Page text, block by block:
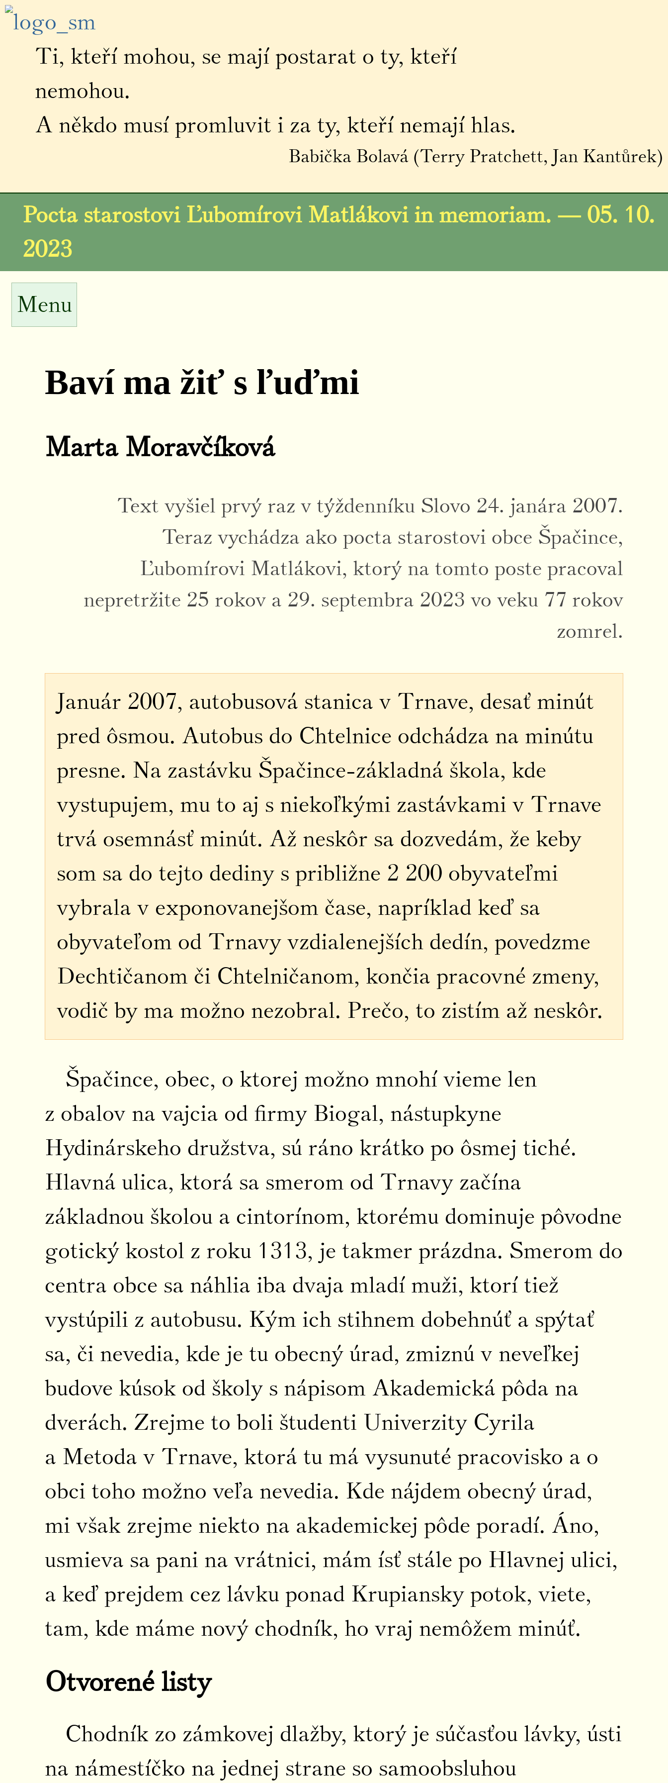
Ti, kteří mohou, se mají postarat o ty, kteří
nemohou.
A někdo musí promluvit i za ty, kteří nemají hlas.
Babička Bolavá (Terry Pratchett, Jan Kantůrek)
Pocta starostovi Ľubomírovi Matlákovi in memoriam. — 05. 10.
2023
Menu
Baví ma žiť s ľuďmi
Marta Moravčíková
Text vyšiel prvý raz v týždenníku Slovo 24. janára 2007.
Teraz vychádza ako pocta starostovi obce Špačince,
Ľubomírovi Matlákovi, ktorý na tomto poste pracoval
nepretržite 25 rokov a 29. septembra 2023 vo veku 77 rokov
zomrel.
Január 2007, autobusová stanica v Trnave, desať minút
pred ôsmou. Autobus do Chtelnice odchádza na minútu
presne. Na zastávku Špačince-základná škola, kde
vystupujem, mu to aj s niekoľkými zastávkami v Trnave
trvá osemnásť minút. Až neskôr sa dozvedám, že keby
som sa do tejto dediny s približne 2 200 obyvateľmi
vybrala v exponovanejšom čase, napríklad keď sa
obyvateľom od Trnavy vzdialenejších dedín, povedzme
Dechtičanom či Chtelničanom, končia pracovné zmeny,
vodič by ma možno nezobral. Prečo, to zistím až neskôr.
Špačince, obec, o ktorej možno mnohí vieme len
z obalov na vajcia od firmy Biogal, nástupkyne
Hydinárskeho družstva, sú ráno krátko po ôsmej tiché.
Hlavná ulica, ktorá sa smerom od Trnavy začína
základnou školou a cintorínom, ktorému dominuje pôvodne
gotický kostol z roku 1313, je takmer prázdna. Smerom do
centra obce sa náhlia iba dvaja mladí muži, ktorí tiež
vystúpili z autobusu. Kým ich stihnem dobehnúť a spýtať
sa, či nevedia, kde je tu obecný úrad, zmiznú v neveľkej
budove kúsok od školy s nápisom Akademická pôda na
dverách. Zrejme to boli študenti Univerzity Cyrila
a Metoda v Trnave, ktorá tu má vysunuté pracovisko a o
obci toho možno veľa nevedia. Kde nájdem obecný úrad,
mi však zrejme niekto na akademickej pôde poradí. Áno,
usmieva sa pani na vrátnici, mám ísť stále po Hlavnej ulici,
a keď prejdem cez lávku ponad Krupiansky potok, viete,
tam, kde máme nový chodník, ho vraj nemôžem minúť.
Otvorené listy
Chodník zo zámkovej dlažby, ktorý je súčasťou lávky, ústi
na námestíčko na jednej strane so samoobsluhou